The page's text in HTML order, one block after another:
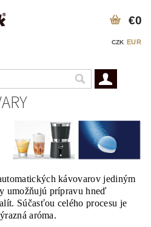
CZK EUR
€0
kávovarov jediným
umožňujú prípravu hneď
Súčasťou celého procesu je
aróma.